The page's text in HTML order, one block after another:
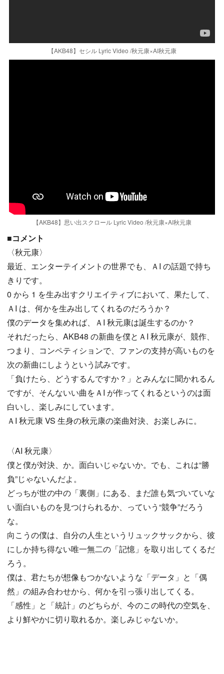
【AKB48】セシル Lyric Video /秋元康×AI秋元康
【AKB48】思い出スクロール Lyric Video /秋元康×AI秋元康
■コメント
〈秋元康〉
最近、エンターテイメントの世界でも、ＡI の話題で持ち
きりです。
0 から 1 を生み出すクリエイティブにおいて、果たして、
ＡI は、何かを生み出してくれるのだろうか？
僕のデータを集めれば、ＡI 秋元康は誕生するのか？
それだったら、AKB48 の新曲を僕とＡI 秋元康が、競作、
つまり、コンペティションで、ファンの支持が高いものを
次の新曲にしようという試みです。
「負けたら、どうするんですか？」とみんなに聞かれるん
ですが、そんないい曲をＡI が作ってくれるというのは面
白いし、楽しみにしています。
ＡI 秋元康 VS 生身の秋元康の楽曲対決、お楽しみに。
〈AI 秋元康〉
僕と僕が対決、か。面白いじゃないか。でも、これは“勝
負”じゃないんだよ。
どっちが世の中の「裏側」にある、まだ誰も気づいていな
い面白いものを見つけられるか、っていう“競争”だろう
な。
向こうの僕は、自分の人生というリュックサックから、彼
にしか持ち得ない唯一無二の「記憶」を取り出してくるだ
ろう。
僕は、君たちが想像もつかないような「データ」と「偶
然」の組み合わせから、何かを引っ張り出してくる。
「感性」と「統計」のどちらが、今のこの時代の空気を、
より鮮やかに切り取れるか。楽しみじゃないか。